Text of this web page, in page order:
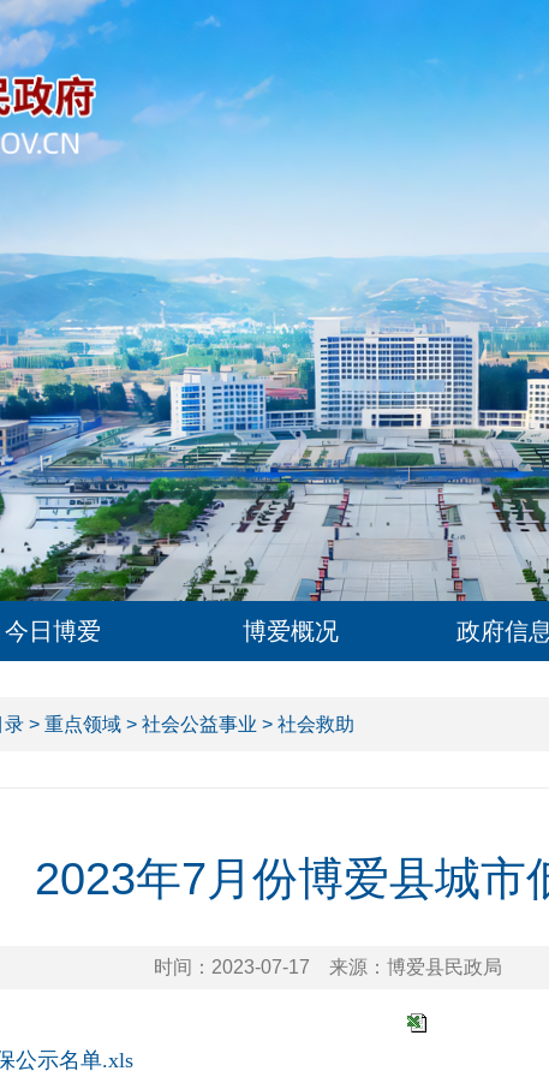
今日博爱 博爱概况 政府信
录 > 重点领域 > 社会公益事业 > 社会救助
2023年7月份博爱县城市
时间：2023-07-17 来源：博爱县民政局
公示名单.xls